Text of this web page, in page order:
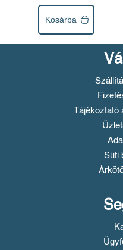
Kosárba
Tájékoztató
Süti